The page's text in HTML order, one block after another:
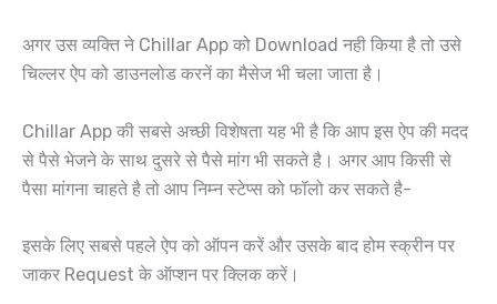
अगर उस व्यक्ति ने Chillar App को Download नही किया है तो उसे
चिल्लर ऐप को डाउनलोड करनें का मैसेज भी चला जाता है।
Chillar App की सबसे अच्छी विशेषता यह भी है कि आप इस ऐप की मदद
से पैसे भेजने के साथ दुसरे से पैसे मांग भी सकते है। अगर आप किसी से
पैसा मांगना चाहते है तो आप निम्न स्टेप्स को फॉलो कर सकते है-
इसके लिए सबसे पहले ऐप को ऑपन करें और उसके बाद होम स्क्रीन पर
जाकर Request के ऑप्शन पर क्लिक करें।